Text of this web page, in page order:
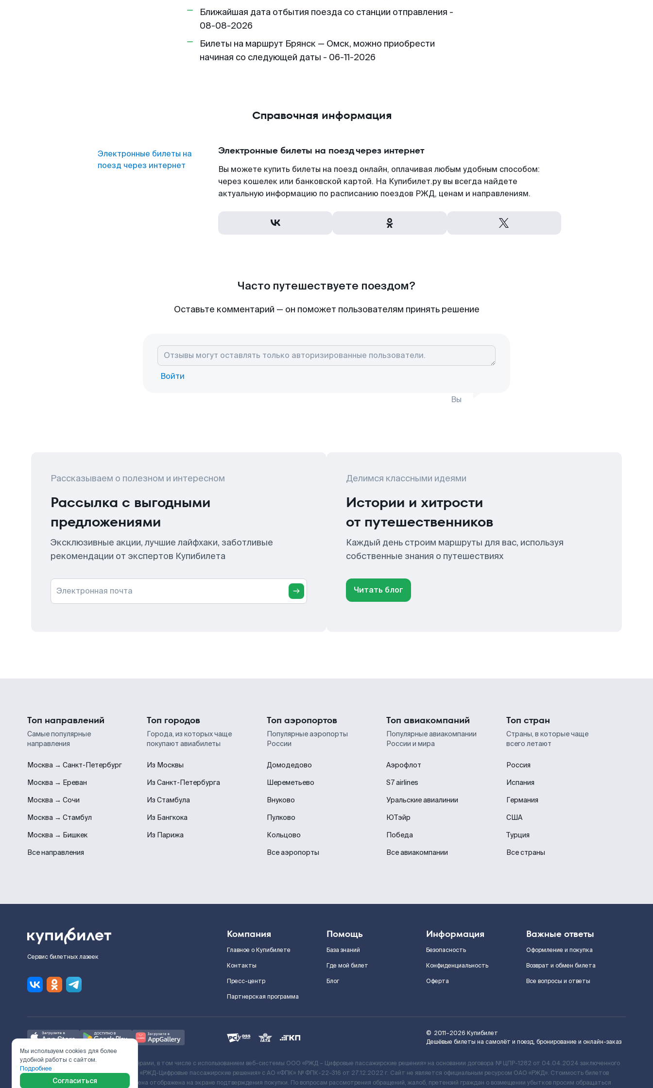
Ближайшая дата отбытия поезда со станции отправления -
08-08-2026
Билеты на маршрут Брянск — Омск, можно приобрести
начиная со следующей даты - 06-11-2026
Справочная информация
Электронные билеты на
поезд через интернет
Электронные билеты на поезд через интернет
Вы можете купить билеты на поезд онлайн, оплачивая любым удобным способом:
через кошелек или банковской картой. На Купибилет.ру вы всегда найдете
актуальную информацию по расписанию поездов РЖД, ценам и направлениям.
Часто путешествуете поездом?
Оставьте комментарий — он поможет пользователям принять решение
Войти
Вы
Рассказываем о полезном и интересном
Рассылка с выгодными
предложениями
Эксклюзивные акции, лучшие лайфхаки, заботливые
рекомендации от экспертов Купибилета
Электронная почта
Делимся классными идеями
Истории и хитрости
от путешественников
Каждый день строим маршруты для вас, используя
собственные знания о путешествиях
Читать блог
Топ направлений
Самые популярные
направления
Москва → Санкт-Петербург
Москва → Ереван
Москва → Сочи
Москва → Стамбул
Москва → Бишкек
Все направления
Топ городов
Города, из которых чаще
покупают авиабилеты
Из Москвы
Из Санкт-Петербурга
Из Стамбула
Из Бангкока
Из Парижа
Топ аэропортов
Популярные аэропорты
России
Домодедово
Шереметьево
Внуково
Пулково
Кольцово
Все аэропорты
Топ авиакомпаний
Популярные авиакомпании
России и мира
Аэрофлот
S7 airlines
Уральские авиалинии
ЮТэйр
Победа
Все авиакомпании
Топ стран
Страны, в которые чаще
всего летают
Россия
Испания
Германия
США
Турция
Все страны
Сервис билетных лазеек
Компания
Главное о Купибилете
Контакты
Пресс-центр
Партнерская программа
Помощь
База знаний
Где мой билет
Блог
Информация
Безопасность
Конфиденциальность
Оферта
Важные ответы
Оформление и покупка
Возврат и обмен билета
Все вопросы и ответы
© 2011–2026 Купибилет
Дешёвые билеты на самолёт и поезд, бронирование и онлайн-заказ
Ж/Д билеты предоставляются партнёрами, в том числе с использованием веб-системы ООО «РЖД – Цифровые пассажирские решения» на основании договора № ЦПР-1282 от 04.04.2024 заключенного
с Поставщиком услуг и Договора ООО «РЖД-Цифровые пассажирские решения» c АО «ФПК» № ФПК-22-316 от 27.12.2022 г. Сайт не является официальным ресурсом ОАО «РЖД». Стоимость билетов
включает сервисный сбор. Итоговая цена отображена на экране подтверждения покупки. По вопросам рассмотрения обращений, жалоб, претензий граждан о возмещении убытков просим обращаться
Мы используем cookies для более
удобной работы с сайтом.
Подробнее
Согласиться